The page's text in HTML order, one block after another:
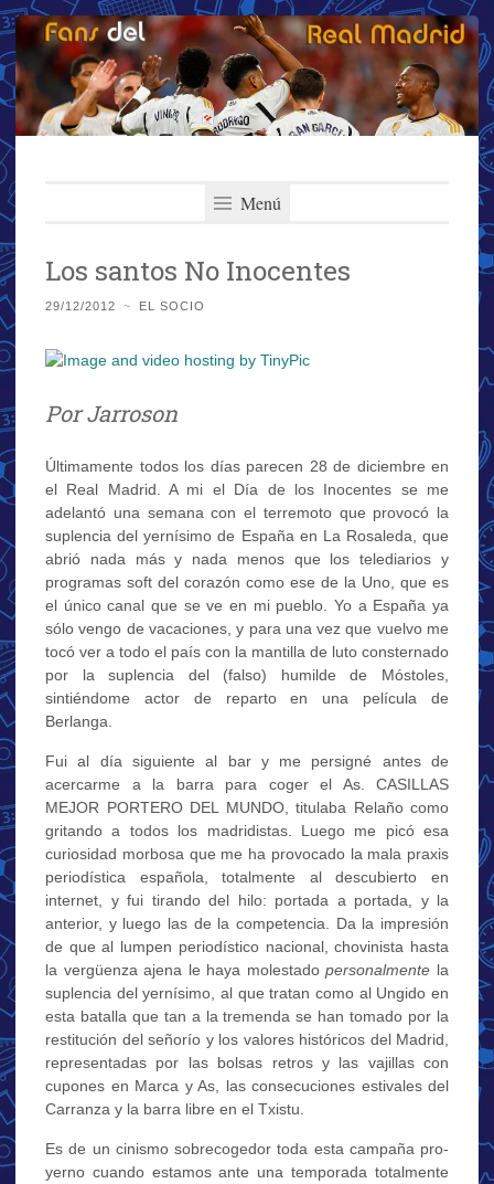
Menú
Los santos No Inocentes
29/12/2012 ~ EL SOCIO
Por Jarroson
Últimamente todos los días parecen 28 de diciembre en
el Real Madrid. A mi el Día de los Inocentes se me
adelantó una semana con el terremoto que provocó la
suplencia del yernísimo de España en La Rosaleda, que
abrió nada más y nada menos que los telediarios y
programas soft del corazón como ese de la Uno, que es
el único canal que se ve en mi pueblo. Yo a España ya
sólo vengo de vacaciones, y para una vez que vuelvo me
tocó ver a todo el país con la mantilla de luto consternado
por la suplencia del (falso) humilde de Móstoles,
sintiéndome actor de reparto en una película de
Berlanga.
Fui al día siguiente al bar y me persigné antes de
acercarme a la barra para coger el As. CASILLAS
MEJOR PORTERO DEL MUNDO, titulaba Relaño como
gritando a todos los madridistas. Luego me picó esa
curiosidad morbosa que me ha provocado la mala praxis
periodística española, totalmente al descubierto en
internet, y fui tirando del hilo: portada a portada, y la
anterior, y luego las de la competencia. Da la impresión
de que al lumpen periodístico nacional, chovinista hasta
la vergüenza ajena le haya molestadopersonalmente la
suplencia del yernísimo, al que tratan como al Ungido en
esta batalla que tan a la tremenda se han tomado por la
restitución del señorío y los valores históricos del Madrid,
representadas por las bolsas retros y las vajillas con
cupones en Marca y As, las consecuciones estivales del
Carranza y la barra libre en el Txistu.
Es de un cinismo sobrecogedor toda esta campaña pro-
yerno cuando estamos ante una temporada totalmente